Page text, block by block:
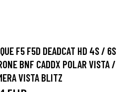
F5 F5D DEADCAT HD 4S / 6S
BNF CADDX POLAR VISTA /
VISTA BLITZ